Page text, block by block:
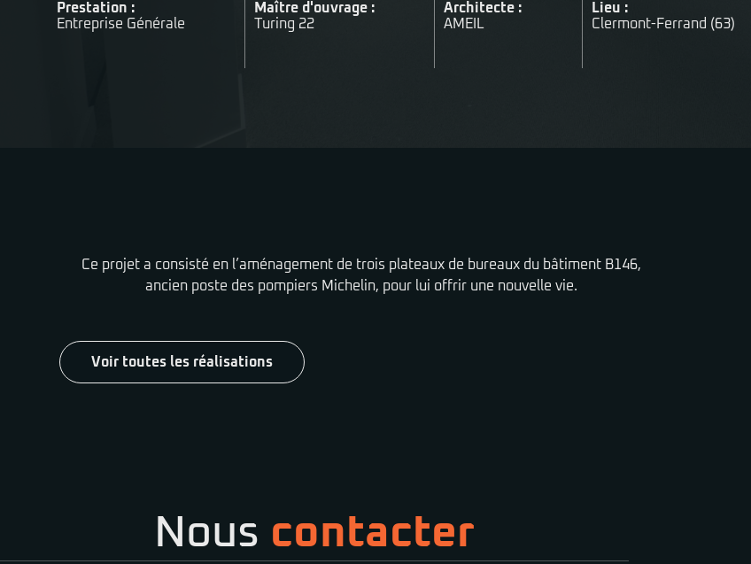
Prestation :
Entreprise Générale
Maître d'ouvrage :
Turing 22
Architecte :
AMEIL
Lieu :
Clermont-Ferrand (63)
Ce projet a consisté en l’aménagement de trois plateaux de bureaux du bâtiment B146,
ancien poste des pompiers Michelin, pour lui offrir une nouvelle vie.
Voir toutes les réalisations
Nous contacter